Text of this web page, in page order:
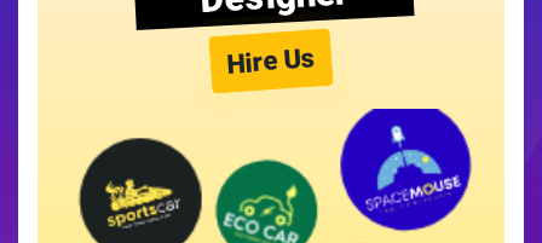
Hire Us